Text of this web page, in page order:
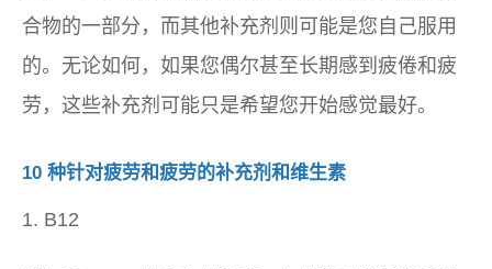
合物的一部分，而其他补充剂则可能是您自己服用
的。无论如何，如果您偶尔甚至长期感到疲倦和疲
劳，这些补充剂可能只是希望您开始感觉最好。
10 种针对疲劳和疲劳的补充剂和维生素
1. B12